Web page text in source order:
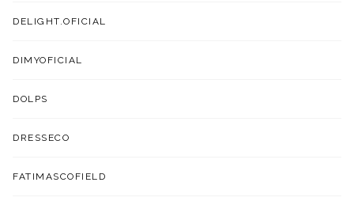
DELIGHT.OFICIAL
DIMYOFICIAL
DOLPS
DRESSECO
FATIMASCOFIELD